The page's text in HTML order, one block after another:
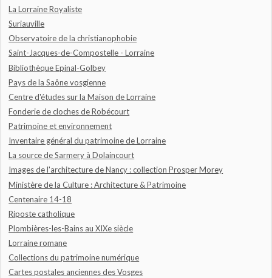
La Lorraine Royaliste
Suriauville
Observatoire de la christianophobie
Saint-Jacques-de-Compostelle - Lorraine
Bibliothèque Epinal-Golbey
Pays de la Saône vosgienne
Centre d'études sur la Maison de Lorraine
Fonderie de cloches de Robécourt
Patrimoine et environnement
Inventaire général du patrimoine de Lorraine
La source de Sarmery à Dolaincourt
Images de l'architecture de Nancy : collection Prosper Morey
Ministère de la Culture : Architecture & Patrimoine
Centenaire 14-18
Riposte catholique
Plombières-les-Bains au XIXe siècle
Lorraine romane
Collections du patrimoine numérique
Cartes postales anciennes des Vosges